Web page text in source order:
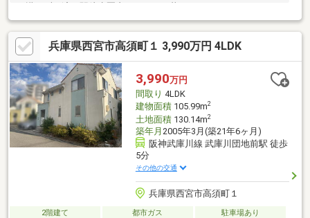
ます♪☆武庫川駅徒歩5分の好立地。毎日の通勤・通学はもちろ
ん、休日の都心へのお出かけもスムーズです。駅前には医療機関
もあります、利便性の良さはまさに理想的なロケーションです
♪☆建物面積がコンパクトなため、固定資産税や光熱費、修繕費
などのランニングコストを抑えられます♪☆掃除や家事の動線が
短く、毎日のメンテナンスが非常にラクになります♪
兵庫県西宮市高須町１ 3,990万円 4LDK
3,990万円
間取り 4LDK
建物面積105.99m2
土地面積130.14m2
築年月 2005年3月(築21年6ヶ月)
阪神武庫川線 武庫川団地前駅 徒歩
5分
その他の交通
兵庫県西宮市高須町１
2階建て 都市ガス
駐車場あり